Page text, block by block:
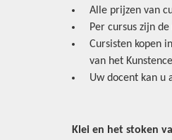
Alle prijzen van
Per cursus zijn
Cursisten kopen
van het
Uw docent kan u
Klei en het stoken